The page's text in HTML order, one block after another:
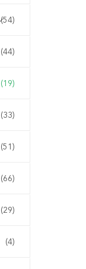
(54)
(44)
(19)
(33)
(51)
(66)
(29)
(4)